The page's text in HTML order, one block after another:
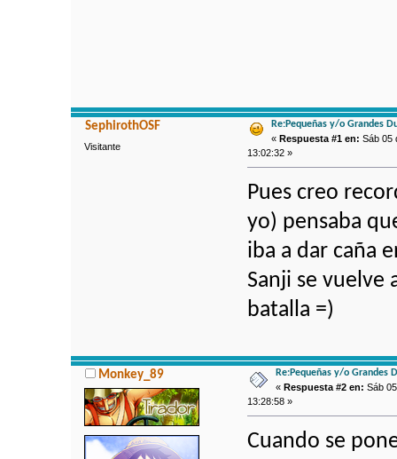
SephirothOSF
Visitante
Re:Pequeñas y/o Grandes
«Respuesta #1 en: Sáb 05
13:02:32 »
Pues creo
yo) pensaba
iba a dar caña
Sanji se vuelve
batalla =)
Monkey_89
Re:Pequeñas y/o Grandes
« Respuesta #2 en: Sáb
13:28:58 »
Cuando se